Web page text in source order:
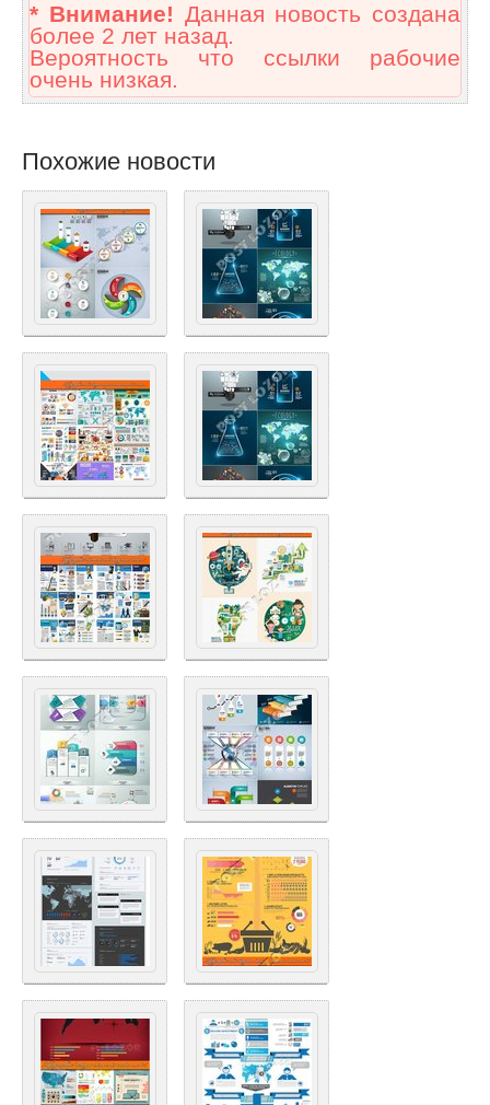
* Внимание! Данная новость создана
более 2 лет назад.
Вероятность что ссылки рабочие
очень низкая.
Похожие новости